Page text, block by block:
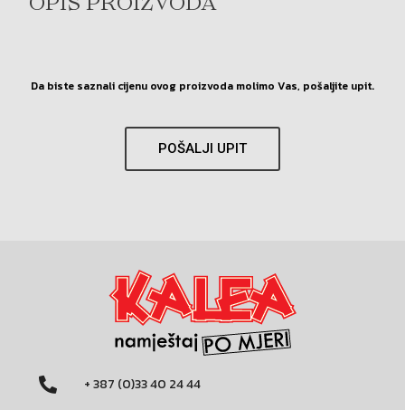
OPIS PROIZVODA
Da biste saznali cijenu ovog proizvoda molimo Vas, pošaljite upit.
POŠALJI UPIT
+ 387 (0)33 40 24 44